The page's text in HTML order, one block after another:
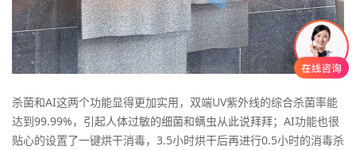
杀菌和AI这两个功能显得更加实用，双端UV紫外线的综合杀菌率能
达到99.99%，引起人体过敏的细菌和螨虫从此说拜拜；AI功能也很
贴心的设置了一键烘干消毒，3.5小时烘干后再进行0.5小时的消毒杀